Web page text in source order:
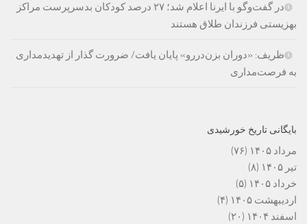
در گفت‌وگو با ایرنا اعلام شد؛ ۲۷ درصد کودکان بدسرپرست مراکز
بهزیستی فرزندان طلاق هستند
ظریف: «دوران بزن‌دررو» پایان یافت/ ضرورت گذار از تهدیدمداری
به فرصت‌مداری
بایگانی تاریخ خورشیدی
مرداد ۱۴۰۵
(۷۶)
تیر ۱۴۰۵
(۸)
خرداد ۱۴۰۵
(۵)
اردیبهشت ۱۴۰۵
(۴)
اسفند ۱۴۰۴
(۲۰)